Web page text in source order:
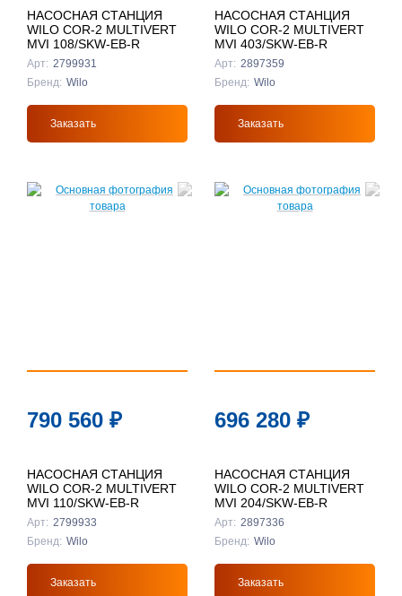
НАСОСНАЯ СТАНЦИЯ
WILO COR-2 MULTIVERT
MVI 108/SKW-EB-R
Арт: 2799931
Бренд: Wilo
Заказать
НАСОСНАЯ СТАНЦИЯ
WILO COR-2 MULTIVERT
MVI 403/SKW-EB-R
Арт: 2897359
Бренд: Wilo
Заказать
790 560 ₽
НАСОСНАЯ СТАНЦИЯ
WILO COR-2 MULTIVERT
MVI 110/SKW-EB-R
Арт: 2799933
Бренд: Wilo
Заказать
696 280 ₽
НАСОСНАЯ СТАНЦИЯ
WILO COR-2 MULTIVERT
MVI 204/SKW-EB-R
Арт: 2897336
Бренд: Wilo
Заказать